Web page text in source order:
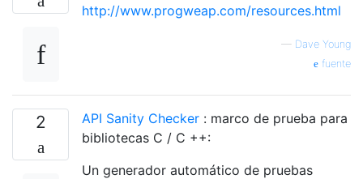
http://www.progweap.com/resources.html
— Dave Young
fuente
2 API Sanity Checker : marco de prueba para
bibliotecas C / C ++:
Un generador automático de pruebas